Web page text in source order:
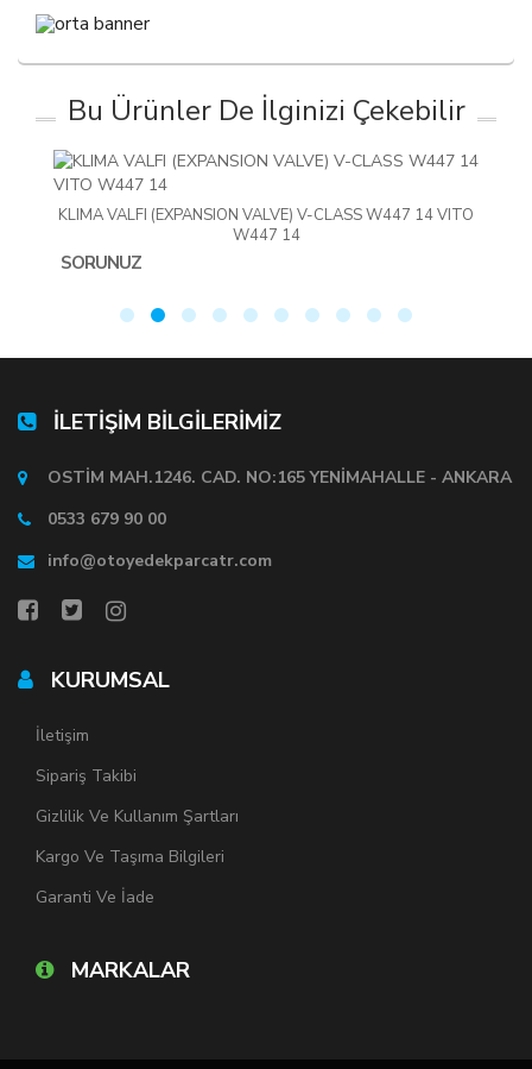
Bu Ürünler De İlginizi Çekebilir
KLIMA VALFI (EXPANSION VALVE) V-CLASS W447 14 VITO
W447 14
SORUNUZ
İLETİŞİM BİLGİLERİMİZ
OSTİM MAH.1246. CAD. NO:165 YENİMAHALLE - ANKARA
0533 679 90 00
info@otoyedekparcatr.com
KURUMSAL
İletişim
Sipariş Takibi
Gizlilik Ve Kullanım Şartları
Kargo Ve Taşıma Bilgileri
Garanti Ve İade
MARKALAR